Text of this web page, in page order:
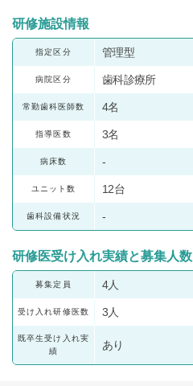
研修施設情報
指定区分 管理型
病院区分 歯科診療所
常勤歯科医師数 4名
指導医数 3名
病床数 -
ユニット数 12台
歯科設備状況 -
研修医受け入れ実績と募集人数
募集定員 4人
受け入れ研修医数 3人
既卒生受け入れ実
績
あり